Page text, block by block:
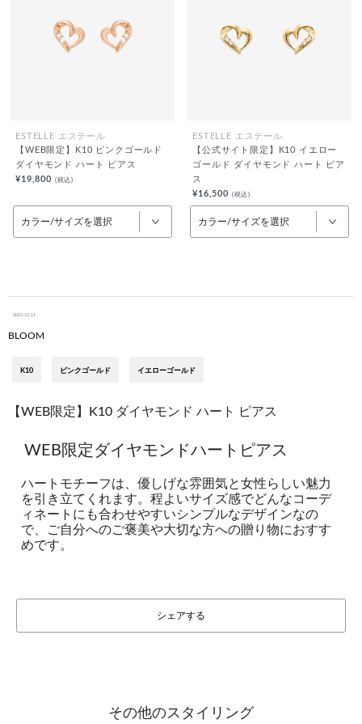
ESTELLE エステール
【WEB限定】K10 ピンクゴールド
ダイヤモンド ハート ピアス
¥19,800 (税込)
カラー/サイズを選択
ESTELLE エステール
【公式サイト限定】K10 イエロー
ゴールド ダイヤモンド ハート ピア
ス
¥16,500 (税込)
カラー/サイズを選択
2023.12.11
BLOOM
K10 ピンクゴールド イエローゴールド
【WEB限定】K10 ダイヤモンド ハート ピアス
WEB限定ダイヤモンドハートピアス
ハートモチーフは、優しげな雰囲気と女性らしい魅力
を引き立てくれます。程よいサイズ感でどんなコーデ
ィネートにも合わせやすいシンプルなデザインなの
で、ご自分へのご褒美や大切な方への贈り物におすす
めです。
シェアする
その他のスタイリング